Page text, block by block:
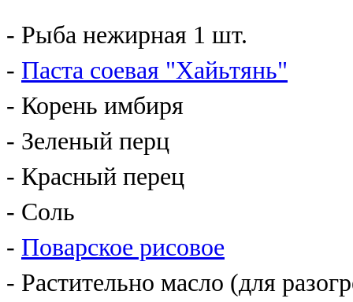
- Рыба нежирная 1 шт.
- Паста соевая "Хайьтянь"
- Корень имбиря
- Зеленый перц
- Красный перец
- Соль
- Поварское рисовое
- Растительно масло (для